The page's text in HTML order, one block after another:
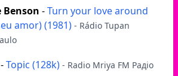
Benson -Turn your love around
amor) (1981) - Rádio Tupan
-Topic (128k) - Radio Mriya FM Радіо